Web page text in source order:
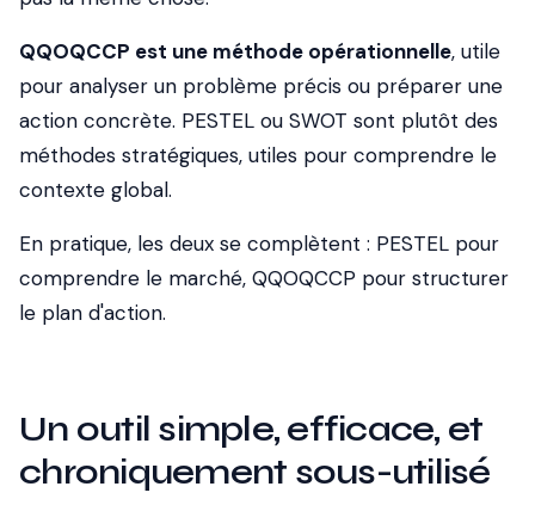
QQOQCCP est une méthode opérationnelle, utile
pour analyser un problème précis ou préparer une
action concrète. PESTEL ou SWOT sont plutôt des
méthodes stratégiques, utiles pour comprendre le
contexte global.
En pratique, les deux se complètent : PESTEL pour
comprendre le marché, QQOQCCP pour structurer
le plan d'action.
Un outil simple, efficace, et
chroniquement sous-utilisé